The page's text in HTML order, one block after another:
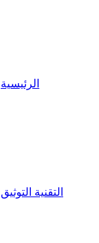
الرئيسية
التقنية التوثيق